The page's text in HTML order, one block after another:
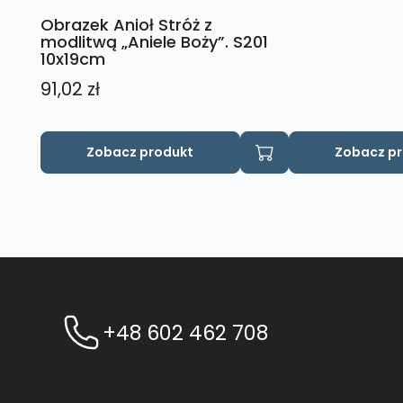
Obrazek Anioł Stróż z
modlitwą „Aniele Boży”. S201
10x19cm
91,02 zł
Zobacz produkt Zobacz
+48 602 462 708